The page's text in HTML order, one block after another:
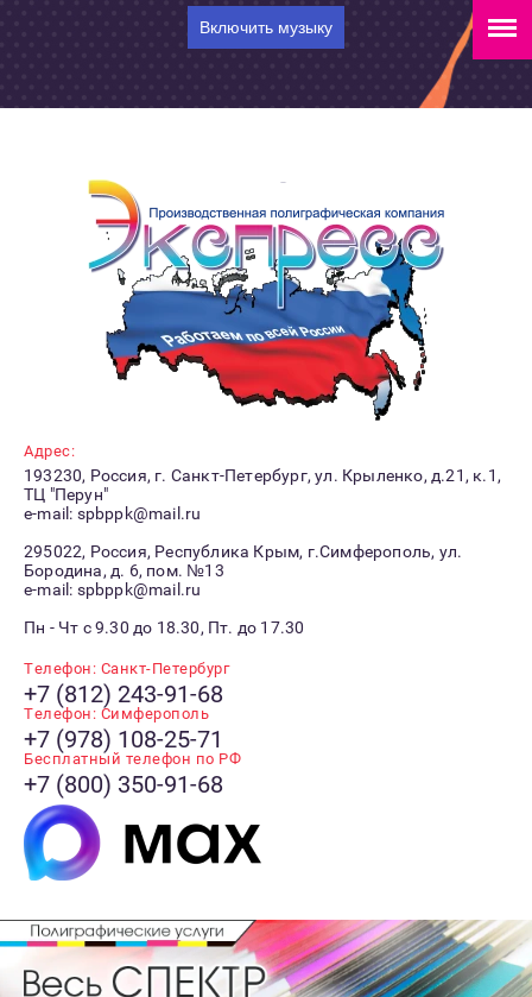
Включить музыку
Адрес:
193230, Россия, г. Санкт-Петербург, ул. Крыленко, д.21, к.1,
ТЦ "Перун"
e-mail: spbppk@mail.ru
295022, Россия, Республика Крым, г.Симферополь, ул.
Бородина, д. 6, пом. №13
e-mail: spbppk@mail.ru
Пн - Чт с 9.30 до 18.30, Пт. до 17.30
Телефон: Санкт-Петербург
+7 (812) 243-91-68
Телефон: Симферополь
+7 (978) 108-25-71
Бесплатный телефон по РФ
+7 (800) 350-91-68